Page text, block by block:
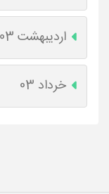
اردیبهشت 03
خرداد 03